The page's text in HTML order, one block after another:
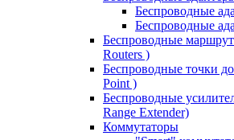
Беспроводные
Беспроводные
Беспроводные
Routers )
Беспроводные точки
Point )
Беспроводные
Range Extender)
Коммутаторы